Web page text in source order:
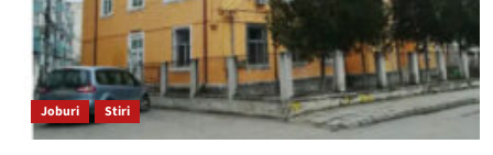
Joburi Stiri